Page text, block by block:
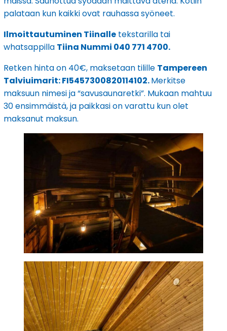
palataan kun kaikki ovat rauhassa syöneet.
Ilmoittautuminen Tiinalle tekstarilla tai
whatsappilla Tiina Nummi 040 771 4700.
Retken hinta on 40€, maksetaan tilille Tampereen
Talviuimarit: FI5457300820114102.Merkitse
maksuun nimesi ja “savusaunaretki”. Mukaan mahtuu
30 ensimmäistä, ja paikkasi on varattu kun olet
maksanut maksun.